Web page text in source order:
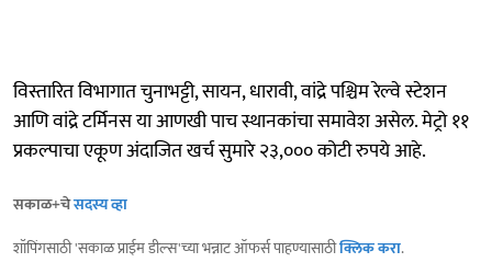
विस्तारित विभागात चुनाभट्टी, सायन, धारावी, वांद्रे पश्चिम रेल्वे स्टेशन
आणि वांद्रे टर्मिनस या आणखी पाच स्थानकांचा समावेश असेल. मेट्रो ११
प्रकल्पाचा एकूण अंदाजित खर्च सुमारे २३,००० कोटी रुपये आहे.
सकाळ+चेसदस्य व्हा
शॉपिंगसाठी 'सकाळ प्राईम डील्स'च्या भन्नाट ऑफर्स पाहण्यासाठीक्लिक करा.